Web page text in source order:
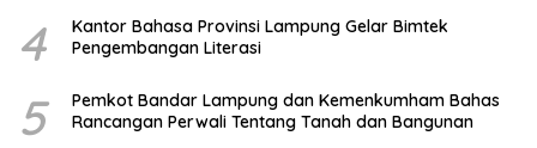
4
Kantor Bahasa Provinsi Lampung Gelar Bimtek
Pengembangan Literasi
5
Pemkot Bandar Lampung dan Kemenkumham Bahas
Rancangan Perwali Tentang Tanah dan Bangunan